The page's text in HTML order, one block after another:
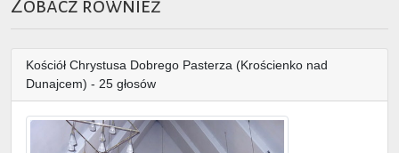
Zobacz również
Kościół Chrystusa Dobrego Pasterza (Krościenko nad
Dunajcem) - 25 głosów